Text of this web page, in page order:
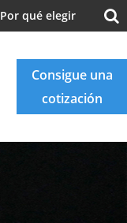
Por qué elegir
Consigue una
cotización